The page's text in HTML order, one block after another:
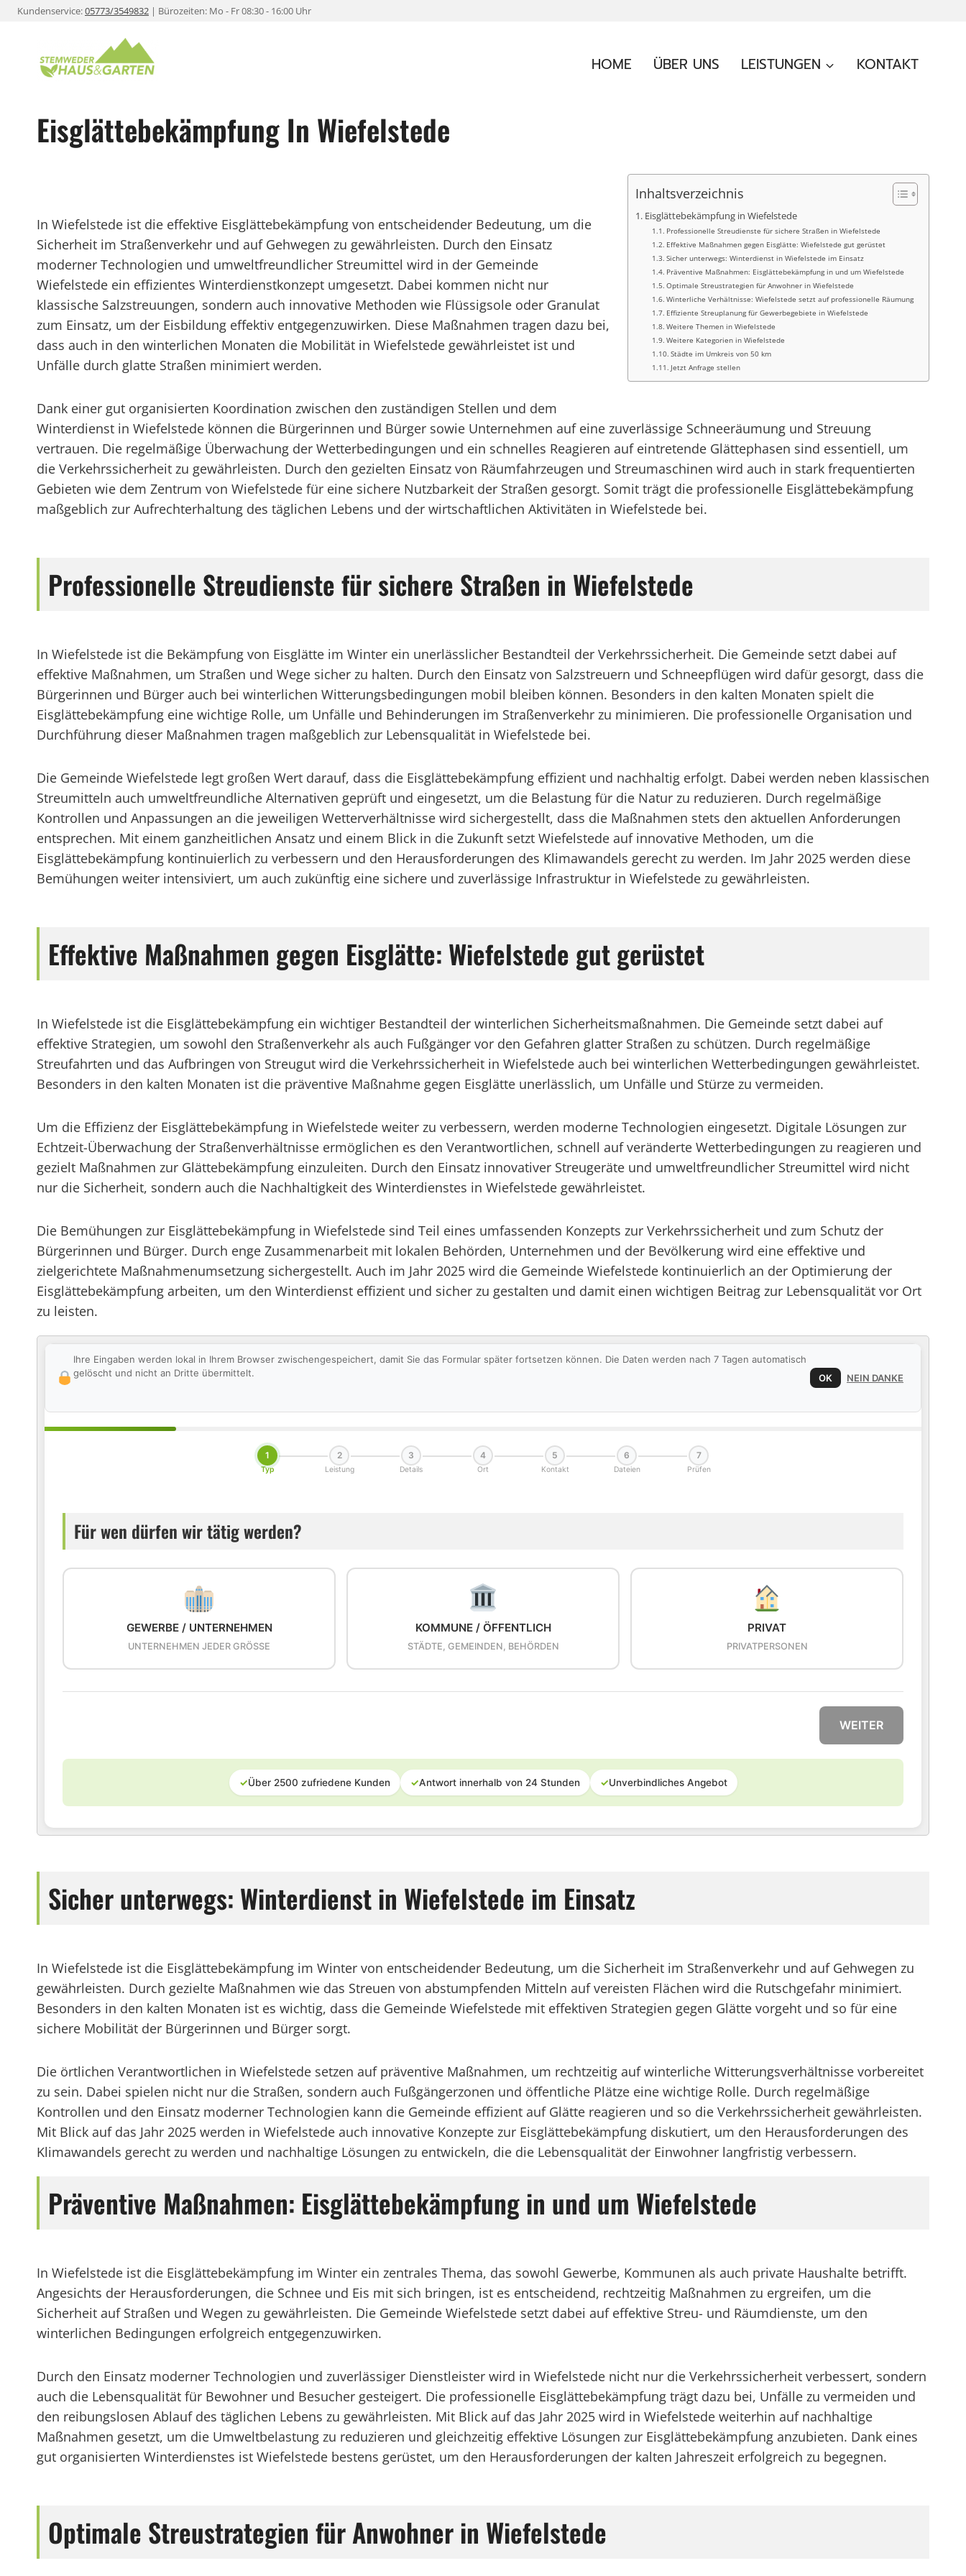
ZumKundenservice:05773/3549832 | Bürozeiten: Mo - Fr 08:30 - 16:00 Uhr
HOME ÜBER UNS LEISTUNGEN KONTAKT
Eisglättebekämpfung In Wiefelstede
Inhaltsverzeichnis
Eisglättebekämpfung in Wiefelstede
Professionelle Streudienste für sichere Straßen in Wiefelstede
Effektive Maßnahmen gegen Eisglätte: Wiefelstede gut gerüstet
Sicher unterwegs: Winterdienst in Wiefelstede im Einsatz
Präventive Maßnahmen: Eisglättebekämpfung in und um Wiefelstede
Optimale Streustrategien für Anwohner in Wiefelstede
Winterliche Verhältnisse: Wiefelstede setzt auf professionelle Räumung
Effiziente Streuplanung für Gewerbegebiete in Wiefelstede
Weitere Themen in Wiefelstede
Weitere Kategorien in Wiefelstede
Städte im Umkreis von 50 km
Jetzt Anfrage stellen
In Wiefelstede ist die effektive Eisglättebekämpfung von entscheidender Bedeutung, um die
Sicherheit im Straßenverkehr und auf Gehwegen zu gewährleisten. Durch den Einsatz
moderner Technologien und umweltfreundlicher Streumittel wird in der Gemeinde
Wiefelstede ein effizientes Winterdienstkonzept umgesetzt. Dabei kommen nicht nur
klassische Salzstreuungen, sondern auch innovative Methoden wie Flüssigsole oder Granulat
zum Einsatz, um der Eisbildung effektiv entgegenzuwirken. Diese Maßnahmen tragen dazu bei,
dass auch in den winterlichen Monaten die Mobilität in Wiefelstede gewährleistet ist und
Unfälle durch glatte Straßen minimiert werden.
Dank einer gut organisierten Koordination zwischen den zuständigen Stellen und dem
Winterdienst in Wiefelstede können die Bürgerinnen und Bürger sowie Unternehmen auf eine zuverlässige Schneeräumung und Streuung
vertrauen. Die regelmäßige Überwachung der Wetterbedingungen und ein schnelles Reagieren auf eintretende Glättephasen sind essentiell, um
die Verkehrssicherheit zu gewährleisten. Durch den gezielten Einsatz von Räumfahrzeugen und Streumaschinen wird auch in stark frequentierten
Gebieten wie dem Zentrum von Wiefelstede für eine sichere Nutzbarkeit der Straßen gesorgt. Somit trägt die professionelle Eisglättebekämpfung
maßgeblich zur Aufrechterhaltung des täglichen Lebens und der wirtschaftlichen Aktivitäten in Wiefelstede bei.
Professionelle Streudienste für sichere Straßen in Wiefelstede
In Wiefelstede ist die Bekämpfung von Eisglätte im Winter ein unerlässlicher Bestandteil der Verkehrssicherheit. Die Gemeinde setzt dabei auf
effektive Maßnahmen, um Straßen und Wege sicher zu halten. Durch den Einsatz von Salzstreuern und Schneepflügen wird dafür gesorgt, dass die
Bürgerinnen und Bürger auch bei winterlichen Witterungsbedingungen mobil bleiben können. Besonders in den kalten Monaten spielt die
Eisglättebekämpfung eine wichtige Rolle, um Unfälle und Behinderungen im Straßenverkehr zu minimieren. Die professionelle Organisation und
Durchführung dieser Maßnahmen tragen maßgeblich zur Lebensqualität in Wiefelstede bei.
Die Gemeinde Wiefelstede legt großen Wert darauf, dass die Eisglättebekämpfung effizient und nachhaltig erfolgt. Dabei werden neben klassischen
Streumitteln auch umweltfreundliche Alternativen geprüft und eingesetzt, um die Belastung für die Natur zu reduzieren. Durch regelmäßige
Kontrollen und Anpassungen an die jeweiligen Wetterverhältnisse wird sichergestellt, dass die Maßnahmen stets den aktuellen Anforderungen
entsprechen. Mit einem ganzheitlichen Ansatz und einem Blick in die Zukunft setzt Wiefelstede auf innovative Methoden, um die
Eisglättebekämpfung kontinuierlich zu verbessern und den Herausforderungen des Klimawandels gerecht zu werden. Im Jahr 2025 werden diese
Bemühungen weiter intensiviert, um auch zukünftig eine sichere und zuverlässige Infrastruktur in Wiefelstede zu gewährleisten.
Effektive Maßnahmen gegen Eisglätte: Wiefelstede gut gerüstet
In Wiefelstede ist die Eisglättebekämpfung ein wichtiger Bestandteil der winterlichen Sicherheitsmaßnahmen. Die Gemeinde setzt dabei auf
effektive Strategien, um sowohl den Straßenverkehr als auch Fußgänger vor den Gefahren glatter Straßen zu schützen. Durch regelmäßige
Streufahrten und das Aufbringen von Streugut wird die Verkehrssicherheit in Wiefelstede auch bei winterlichen Wetterbedingungen gewährleistet.
Besonders in den kalten Monaten ist die präventive Maßnahme gegen Eisglätte unerlässlich, um Unfälle und Stürze zu vermeiden.
Um die Effizienz der Eisglättebekämpfung in Wiefelstede weiter zu verbessern, werden moderne Technologien eingesetzt. Digitale Lösungen zur
Echtzeit-Überwachung der Straßenverhältnisse ermöglichen es den Verantwortlichen, schnell auf veränderte Wetterbedingungen zu reagieren und
gezielt Maßnahmen zur Glättebekämpfung einzuleiten. Durch den Einsatz innovativer Streugeräte und umweltfreundlicher Streumittel wird nicht
nur die Sicherheit, sondern auch die Nachhaltigkeit des Winterdienstes in Wiefelstede gewährleistet.
Die Bemühungen zur Eisglättebekämpfung in Wiefelstede sind Teil eines umfassenden Konzepts zur Verkehrssicherheit und zum Schutz der
Bürgerinnen und Bürger. Durch enge Zusammenarbeit mit lokalen Behörden, Unternehmen und der Bevölkerung wird eine effektive und
zielgerichtete Maßnahmenumsetzung sichergestellt. Auch im Jahr 2025 wird die Gemeinde Wiefelstede kontinuierlich an der Optimierung der
Eisglättebekämpfung arbeiten, um den Winterdienst effizient und sicher zu gestalten und damit einen wichtigen Beitrag zur Lebensqualität vor Ort
zu leisten.
Ihre Eingaben werden lokal in Ihrem Browser zwischengespeichert, damit Sie das Formular später fortsetzen können. Die Daten werden nach 7 Tagen automatisch
gelöscht und nicht an Dritte übermittelt.
OK NEIN DANKE
1
Typ
2
Leistung
3
Details
4
Ort
5
Kontakt
6
Dateien
7
Prüfen
Für wen dürfen wir tätig werden?
GEWERBE / UNTERNEHMEN
UNTERNEHMEN JEDER GRÖSSE
KOMMUNE / ÖFFENTLICH
STÄDTE, GEMEINDEN, BEHÖRDEN
PRIVAT
PRIVATPERSONEN
WEITER
✓Über 2500 zufriedene Kunden ✓Antwort innerhalb von 24 Stunden ✓Unverbindliches Angebot
Sicher unterwegs: Winterdienst in Wiefelstede im Einsatz
In Wiefelstede ist die Eisglättebekämpfung im Winter von entscheidender Bedeutung, um die Sicherheit im Straßenverkehr und auf Gehwegen zu
gewährleisten. Durch gezielte Maßnahmen wie das Streuen von abstumpfenden Mitteln auf vereisten Flächen wird die Rutschgefahr minimiert.
Besonders in den kalten Monaten ist es wichtig, dass die Gemeinde Wiefelstede mit effektiven Strategien gegen Glätte vorgeht und so für eine
sichere Mobilität der Bürgerinnen und Bürger sorgt.
Die örtlichen Verantwortlichen in Wiefelstede setzen auf präventive Maßnahmen, um rechtzeitig auf winterliche Witterungsverhältnisse vorbereitet
zu sein. Dabei spielen nicht nur die Straßen, sondern auch Fußgängerzonen und öffentliche Plätze eine wichtige Rolle. Durch regelmäßige
Kontrollen und den Einsatz moderner Technologien kann die Gemeinde effizient auf Glätte reagieren und so die Verkehrssicherheit gewährleisten.
Mit Blick auf das Jahr 2025 werden in Wiefelstede auch innovative Konzepte zur Eisglättebekämpfung diskutiert, um den Herausforderungen des
Klimawandels gerecht zu werden und nachhaltige Lösungen zu entwickeln, die die Lebensqualität der Einwohner langfristig verbessern.
Präventive Maßnahmen: Eisglättebekämpfung in und um Wiefelstede
In Wiefelstede ist die Eisglättebekämpfung im Winter ein zentrales Thema, das sowohl Gewerbe, Kommunen als auch private Haushalte betrifft.
Angesichts der Herausforderungen, die Schnee und Eis mit sich bringen, ist es entscheidend, rechtzeitig Maßnahmen zu ergreifen, um die
Sicherheit auf Straßen und Wegen zu gewährleisten. Die Gemeinde Wiefelstede setzt dabei auf effektive Streu- und Räumdienste, um den
winterlichen Bedingungen erfolgreich entgegenzuwirken.
Durch den Einsatz moderner Technologien und zuverlässiger Dienstleister wird in Wiefelstede nicht nur die Verkehrssicherheit verbessert, sondern
auch die Lebensqualität für Bewohner und Besucher gesteigert. Die professionelle Eisglättebekämpfung trägt dazu bei, Unfälle zu vermeiden und
den reibungslosen Ablauf des täglichen Lebens zu gewährleisten. Mit Blick auf das Jahr 2025 wird in Wiefelstede weiterhin auf nachhaltige
Maßnahmen gesetzt, um die Umweltbelastung zu reduzieren und gleichzeitig effektive Lösungen zur Eisglättebekämpfung anzubieten. Dank eines
gut organisierten Winterdienstes ist Wiefelstede bestens gerüstet, um den Herausforderungen der kalten Jahreszeit erfolgreich zu begegnen.
Optimale Streustrategien für Anwohner in Wiefelstede